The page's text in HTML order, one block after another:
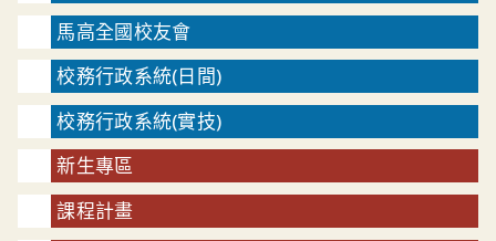
馬高全國校友會
校務行政系統(日間)
校務行政系統(實技)
新生專區
課程計畫